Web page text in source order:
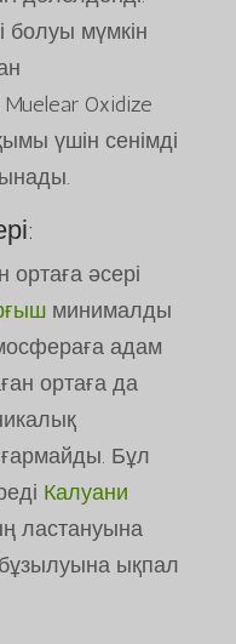
болуы мүмкін
Oxidize
үшін сенімді
әсері
минималды
адам
ортаға да
Бұл
Калуани
ластануына
ықпал